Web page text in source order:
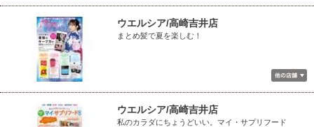
ウエルシア/高崎吉井店
まとめ髪で夏を楽しむ！
ウエルシア/高崎吉井店
私のカラダにちょうどいい。マイ・サプリフード